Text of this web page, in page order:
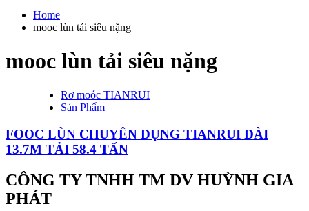
Home
mooc lùn tải siêu nặng
mooc lùn tải siêu nặng
Rơ moóc TIANRUI
Sản Phẩm
FOOC LÙN CHUYÊN DỤNG TIANRUI DÀI
13.7M TẢI 58.4 TẤN
CÔNG TY TNHH TM DV HUỲNH GIA
PHÁT